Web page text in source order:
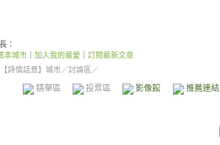
：
本城市 加入我的最愛
訂閱最新文章
【詩情話意】城市／討論區／
精華區 投票區 影像館 推薦連結